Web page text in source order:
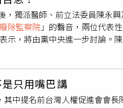
院的決心，同時替民進黨在野時
不是針對議員質詢缺失的檢討
討、不是針對大巨蛋不斷漏
的重大意見，是痛罵監察院的
但「剴剴案」難道忘了嗎？她
市政府對於居家托育人員之
也糾正了新北市政府和衛福部
裁罰」。「剴剴案」是社會悲
義區幼兒園狼師案等糾正台北
獨派醫師、前立法委員陳永
廢除監察院 」的聲音，兩位代表
示，將由黨中央進一步討論。
權分立體制，將調查權及彈劾
者認為，他對監察院改革議題
逆子縱火案共11死的法官侯
死法官」。對此，有法界人
只用嘴巴講
中提名前台灣人權促進會會